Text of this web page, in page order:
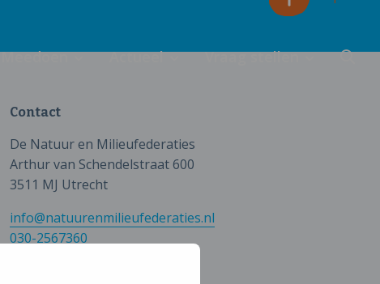
Meedoen Actueel Vraag stellen
Contact
De Natuur en Milieufederaties
Arthur van Schendelstraat 600
3511 MJ Utrecht
info@natuurenmilieufederaties.nl
030-2567360